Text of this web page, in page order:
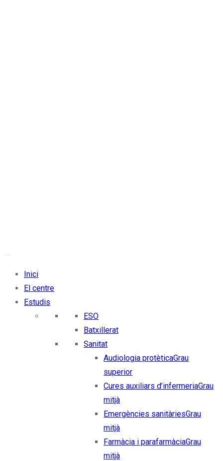
Inici
El centre
Estudis
ESO
Batxillerat
Sanitat
Audiologia protèticaGrau
superior
Cures auxiliars d’infermeriaGrau
mitjà
Emergències sanitàriesGrau
mitjà
Farmàcia i parafarmàciaGrau
mitjà